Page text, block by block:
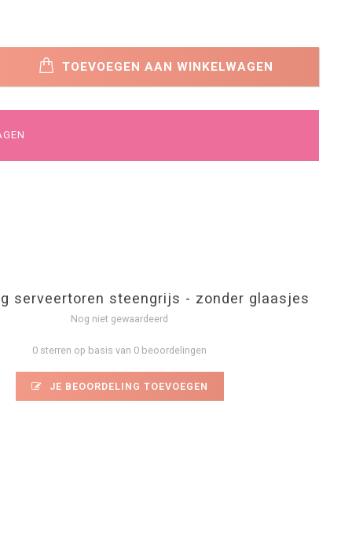
TOEVOEGEN AAN WINKELWAGEN
serveertoren steengrijs - zonder glaasjes
Nog niet gewaardeerd
0 sterren op basis van 0 beoordelingen
JE BEOORDELING TOEVOEGEN